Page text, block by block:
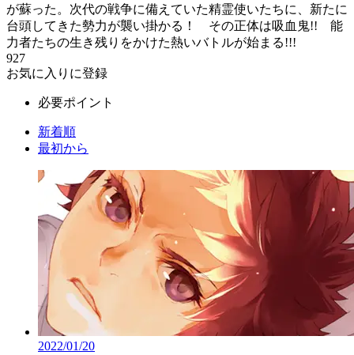
が蘇った。次代の戦争に備えていた精霊使いたちに、新たに
台頭してきた勢力が襲い掛かる！ その正体は吸血鬼!! 能
力者たちの生き残りをかけた熱いバトルが始まる!!!
927
お気に入りに登録
必要ポイント
新着順
最初から
2022/01/20